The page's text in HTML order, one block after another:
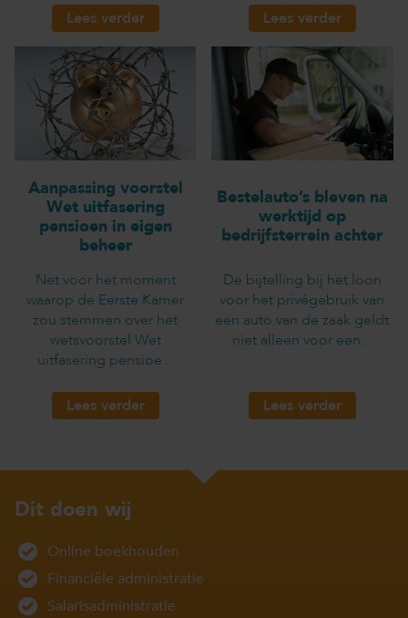
Lees verder Lees verder
Aanpassing voorstel
Wet uitfasering
pensioen in eigen
beheer
Net voor het moment
waarop de Eerste Kamer
zou stemmen over het
wetsvoorstel Wet
uitfasering pensioe...
Lees verder
Bestelauto’s bleven na
werktijd op
bedrijfsterrein achter
De bijtelling bij het loon
voor het privégebruik van
een auto van de zaak geldt
niet alleen voor een...
Lees verder
Dit doen wij
Online boekhouden
Financiële administratie
Salarisadministratie